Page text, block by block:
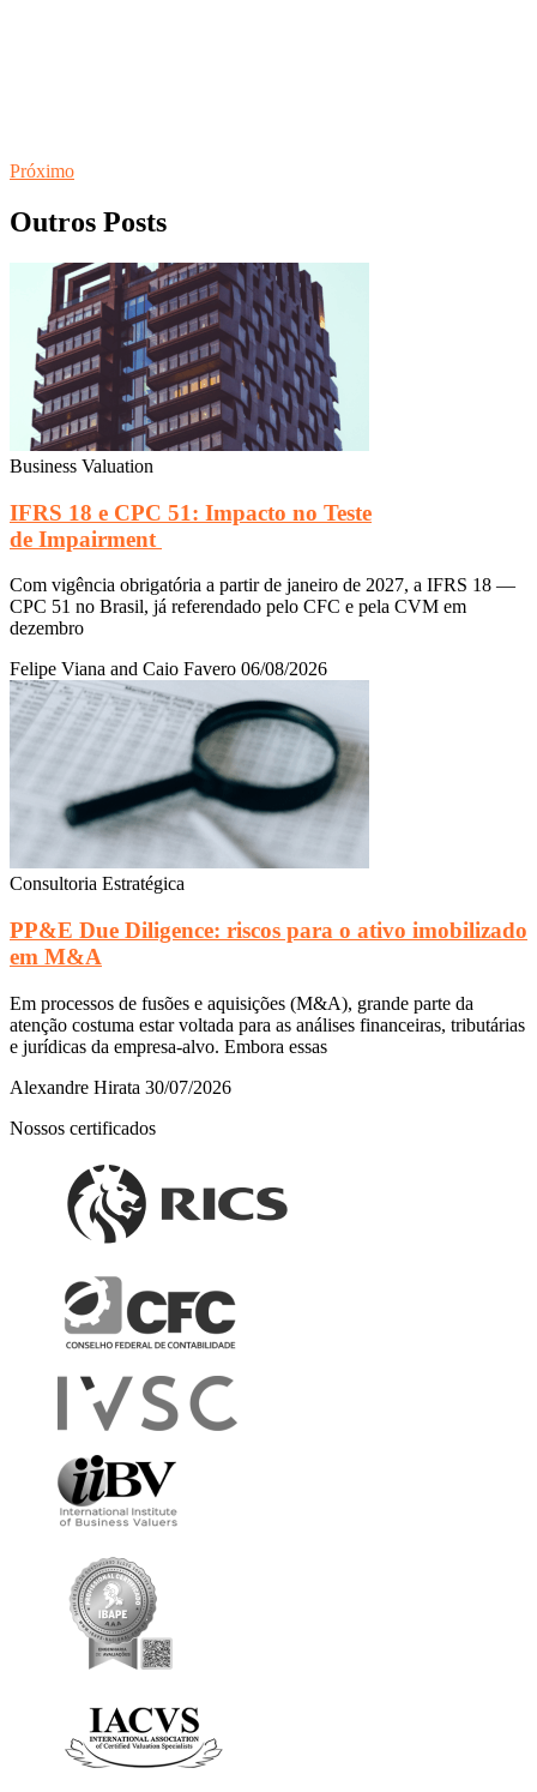
Próximo
Outros Posts
Business Valuation
IFRS 18 e CPC 51: Impacto no Teste
de Impairment
Com vigência obrigatória a partir de janeiro de 2027, a IFRS 18 —
CPC 51 no Brasil, já referendado pelo CFC e pela CVM em
dezembro
Felipe Viana and Caio Favero 06/08/2026
Consultoria Estratégica
PP&E Due Diligence: riscos para o ativo imobilizado
em M&A
Em processos de fusões e aquisições (M&A), grande parte da
atenção costuma estar voltada para as análises financeiras, tributárias
e jurídicas da empresa-alvo. Embora essas
Alexandre Hirata 30/07/2026
Nossos certificados